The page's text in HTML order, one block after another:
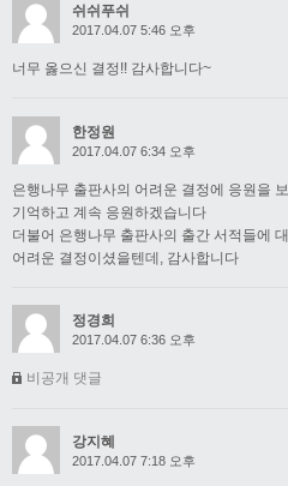
쉬쉬푸쉬
2017.04.07 5:46 오후
너무 옳으신 결정!! 감사합니다~
한정원
2017.04.07 6:34 오후
은행나무 출판사의 어려운 결정에 응원을
기억하고 계속 응원하겠습니다
더불어 은행나무 출판사의 출간 서적들에
어려운 결정이셨을텐데, 감사합니다
정경희
2017.04.07 6:36 오후
비공개 댓글
강지혜
2017.04.07 7:18 오후